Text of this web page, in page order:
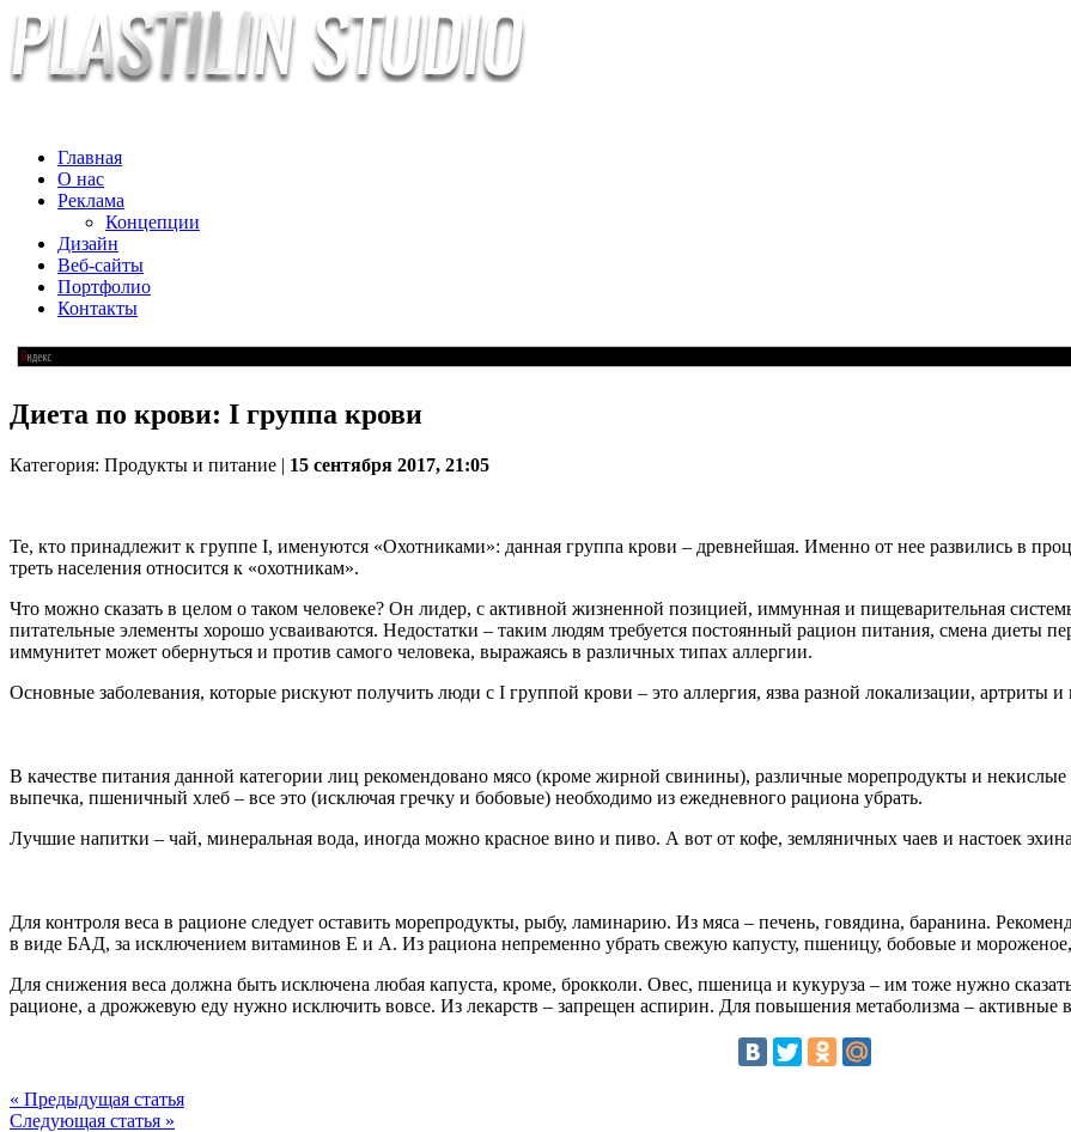
Главная
О нас
Реклама
Концепции
Дизайн
Веб-сайты
Портфолио
Контакты
Диета по крови: I группа крови
Категория: Продукты и питание | 15 сентября 2017, 21:05
Те, кто принадлежит к группе I, именуются «Охотниками»: данная группа крови – древнейшая. Именно от нее развились в
треть населения относится к «охотникам».
Что можно сказать в целом о таком человеке? Он лидер, с активной жизненной позицией, иммунная и пищеварительная
питательные элементы хорошо усваиваются. Недостатки – таким людям требуется постоянный рацион питания, смена диеты
иммунитет может обернуться и против самого человека, выражаясь в различных типах аллергии.
Основные заболевания, которые рискуют получить люди с I группой крови – это аллергия, язва разной локализации, артриты
В качестве питания данной категории лиц рекомендовано мясо (кроме жирной свинины), различные морепродукты и
выпечка, пшеничный хлеб – все это (исключая гречку и бобовые) необходимо из ежедневного рациона убрать.
Лучшие напитки – чай, минеральная вода, иногда можно красное вино и пиво. А вот от кофе, земляничных чаев и настоек
Для контроля веса в рационе следует оставить морепродукты, рыбу, ламинарию. Из мяса – печень, говядина, баранина.
в виде БАД, за исключением витаминов Е и А. Из рациона непременно убрать свежую капусту, пшеницу, бобовые и
Для снижения веса должна быть исключена любая капуста, кроме, брокколи. Овес, пшеница и кукуруза – им тоже нужно
рационе, а дрожжевую еду нужно исключить вовсе. Из лекарств – запрещен аспирин. Для повышения метаболизма – активные
« Предыдущая статья
Следующая статья »